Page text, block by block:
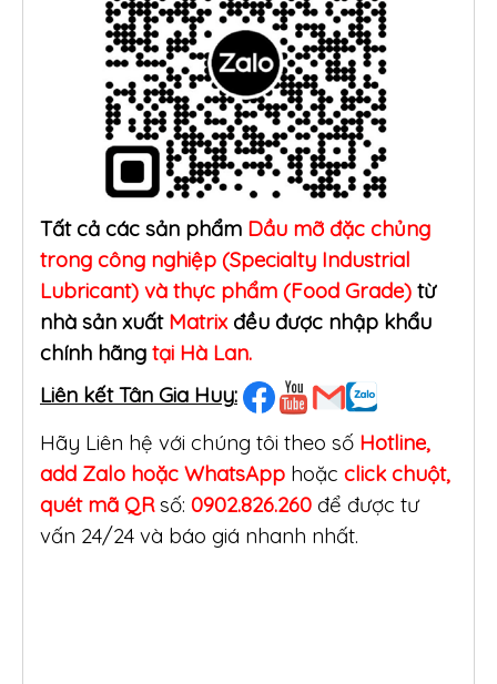
Tất cả các sản phẩm Dầu mỡ đặc chủng
trong công nghiệp (Specialty Industrial
Lubricant) và thực phẩm (Food Grade) từ
nhà sản xuấtMatrix đều được nhập khẩu
chính hãng tại Hà Lan.
Liên kết Tân Gia Huy:
Hãy Liên hệ với chúng tôi theo số Hotline,
add Zalo hoặc WhatsApp hoặc click chuột,
quét mã QRsố: 0902.826.260 để được tư
vấn 24/24 và báo giá nhanh nhất.